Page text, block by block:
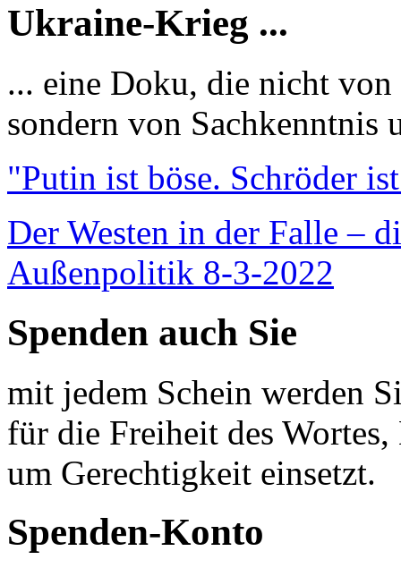
Ukraine-Krieg ...
... eine Doku, die nicht
sondern von Sachkenntnis
"Putin ist böse. Schröder
Der Westen in der Falle –
Außenpolitik 8-3-2022
Spenden auch Sie
mit jedem Schein werden
für die Freiheit des
um Gerechtigkeit einsetzt.
Spenden-Konto